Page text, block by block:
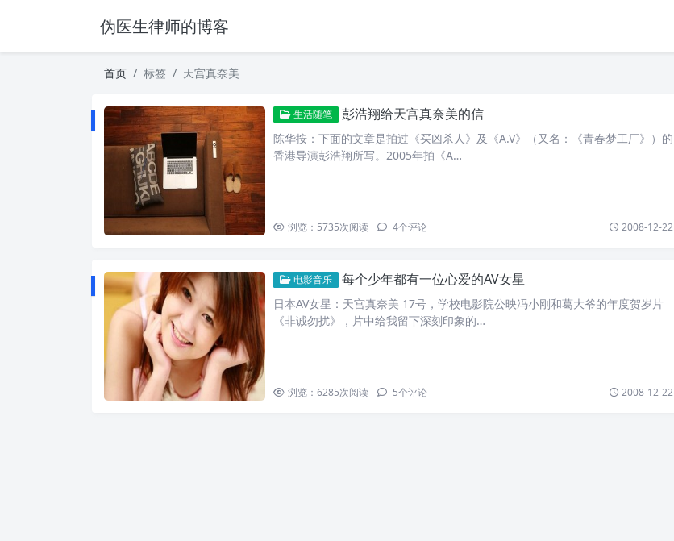
伪医生律师的博客
首页 标签 天宫真奈美
生活随笔 彭浩翔给天宫真奈美的信
陈华按：下面的文章是拍过《买凶杀人》及《A.V》（又名：《青春梦工厂》）的
香港导演彭浩翔所写。2005年拍《A…
浏览：5735次阅读 4个评论 2008-12-22
电影音乐 每个少年都有一位心爱的AV女星
日本AV女星：天宫真奈美 17号，学校电影院公映冯小刚和葛大爷的年度贺岁片
《非诚勿扰》，片中给我留下深刻印象的…
浏览：6285次阅读 5个评论 2008-12-22